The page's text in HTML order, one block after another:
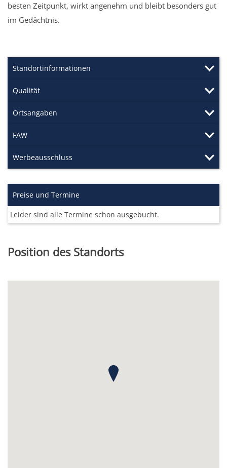
besten Zeitpunkt, wirkt angenehm und bleibt besonders gut
im Gedächtnis.
Standortinformationen
Qualität
Ortsangaben
FAW
Werbeausschluss
Preise und Termine
Leider sind alle Termine schon ausgebucht.
Position des Standorts